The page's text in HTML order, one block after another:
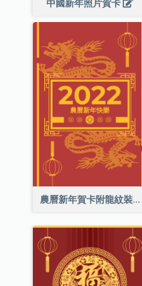
中國新年照片賀卡
農曆新年賀卡附龍紋裝飾